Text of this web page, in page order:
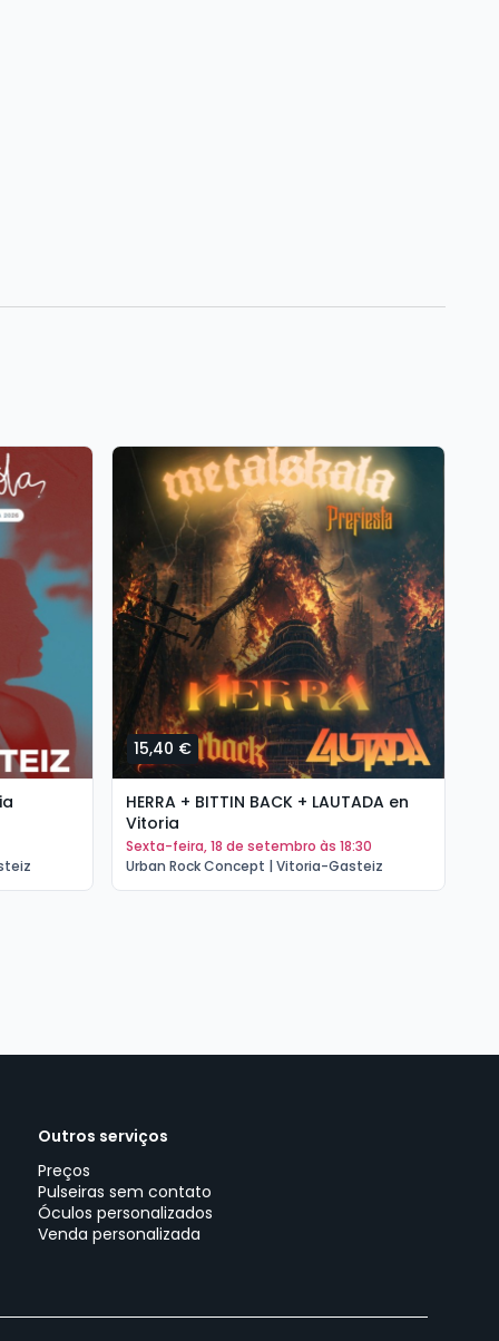
15,40 €
HERRA + BITTIN BACK + LAUTADA en
Vitoria
sexta-feira, 18 de setembro às 18:30
Urban Rock Concept | Vitoria-Gasteiz
Outros serviços
Preços
Pulseiras sem contato
Óculos personalizados
Venda personalizada